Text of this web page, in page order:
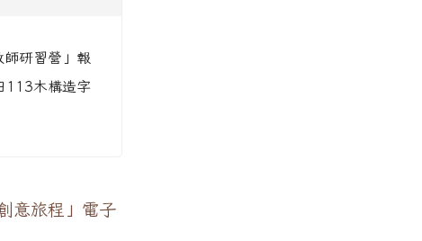
研習營」報
113木構造字
意旅程」電子